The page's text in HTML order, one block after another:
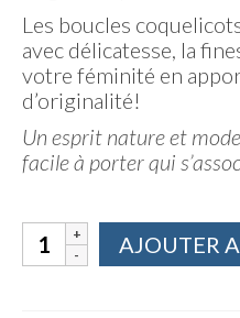
Les boucles
avec délicatesse, la
votre féminité en
d’originalité!
Un esprit nature et
facile à porter qui
quantité
de
AJOUTER